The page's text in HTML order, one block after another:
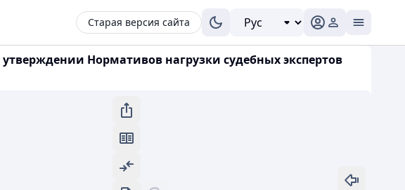
Старая версия сайта
Нормативов нагрузки судебных экспертов